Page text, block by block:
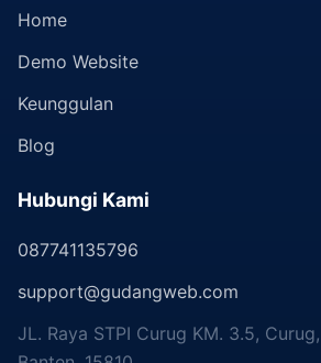
Home
Demo Website
Keunggulan
Blog
Hubungi Kami
087741135796
support@gudangweb.com
JL. Raya STPI Curug KM. 3.5,